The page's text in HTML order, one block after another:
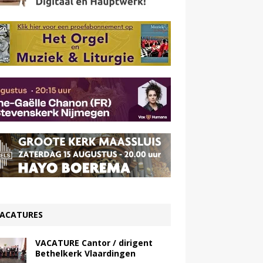
VACATURE Cantor / dirigent
Bethelkerk Vlaardingen